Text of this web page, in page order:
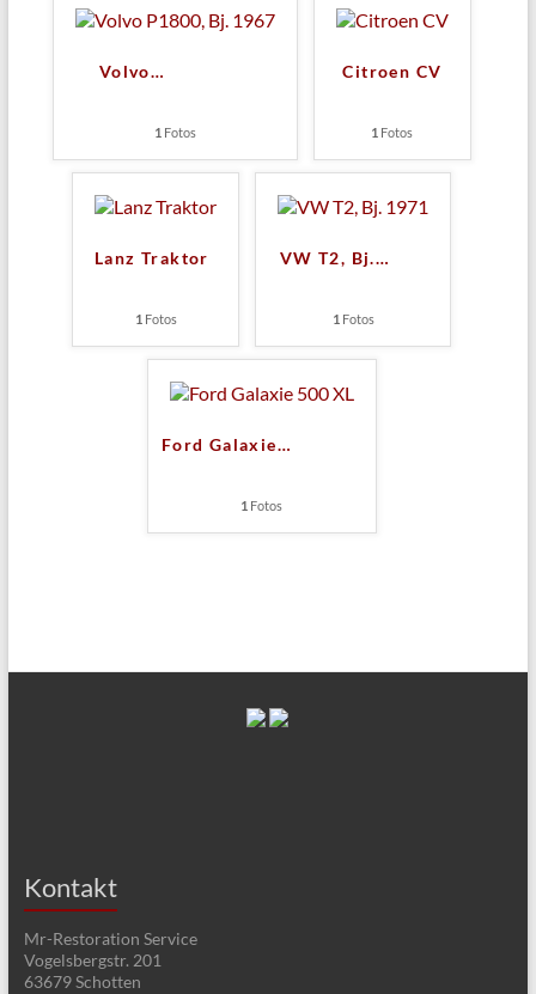
Volvo…
1 Fotos
Citroen CV
1 Fotos
Lanz Traktor
1 Fotos
VW T2, Bj.…
1 Fotos
Ford Galaxie…
1 Fotos
Kontakt
Mr-Restoration Service
Vogelsbergstr. 201
63679 Schotten